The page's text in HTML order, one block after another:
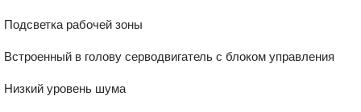
Подсветка рабочей зоны
Встроенный в голову серводвигатель с блоком управления
Низкий уровень шума